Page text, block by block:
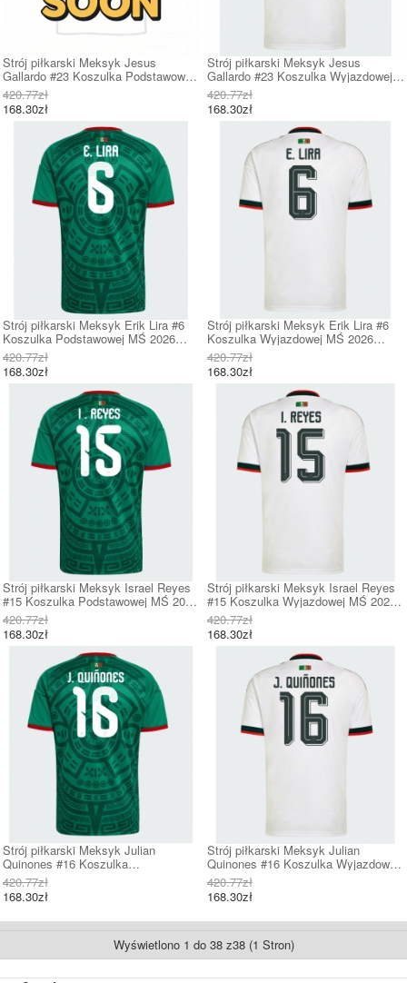
Strój piłkarski Meksyk Jesus
Gallardo #23 Koszulka Podstawowej
MŚ 2026 Krótki Rękaw
420.77zł
168.30zł
Strój piłkarski Meksyk Jesus
Gallardo #23 Koszulka Wyjazdowej
MŚ 2026 Krótki Rękaw
420.77zł
168.30zł
Strój piłkarski Meksyk Erik Lira #6
Koszulka Podstawowej MŚ 2026
Krótki Rękaw
420.77zł
168.30zł
Strój piłkarski Meksyk Erik Lira #6
Koszulka Wyjazdowej MŚ 2026
Krótki Rękaw
420.77zł
168.30zł
Strój piłkarski Meksyk Israel Reyes
#15 Koszulka Podstawowej MŚ 2026
Krótki Rękaw
420.77zł
168.30zł
Strój piłkarski Meksyk Israel Reyes
#15 Koszulka Wyjazdowej MŚ 2026
Krótki Rękaw
420.77zł
168.30zł
Strój piłkarski Meksyk Julian
Quinones #16 Koszulka
Podstawowej MŚ 2026 Krótki Rękaw
420.77zł
168.30zł
Strój piłkarski Meksyk Julian
Quinones #16 Koszulka Wyjazdowej
MŚ 2026 Krótki Rękaw
420.77zł
168.30zł
Wyświetlono 1 do 38 z38 (1 Stron)